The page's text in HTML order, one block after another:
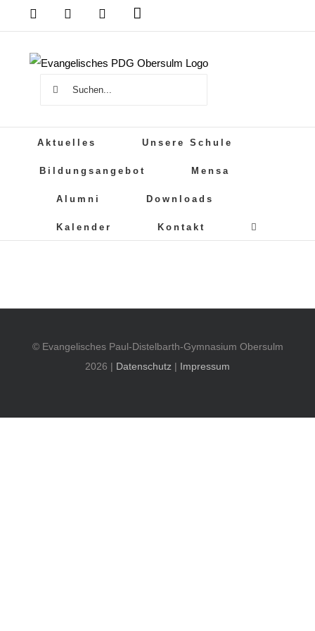
Inhalt
springen
DSB MensaPDG
PDG
Instagram
Suche
Aktuelles Unsere Schule
Bildungsangebot Mensa
Alumni Downloads
Kalender Kontakt
© Evangelisches Paul-Distelbarth-Gymnasium Obersulm
2026 | Datenschutz | Impressum